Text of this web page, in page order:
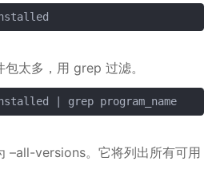
太多，用 grep 过滤。
| grep program_name复制
–all-versions。它将列出所有可用